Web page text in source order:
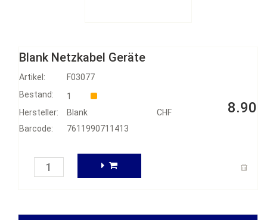
Blank Netzkabel Geräte
Artikel: F03077
CHF 8.90
Bestand:
1
Hersteller:
Blank
Barcode:
7611990711413